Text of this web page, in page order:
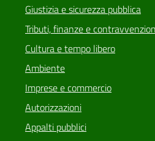
Giustizia e sicurezza pubblica
Tributi, finanze e
Cultura e tempo libero
Ambiente
Imprese e commercio
Autorizzazioni
Appalti pubblici